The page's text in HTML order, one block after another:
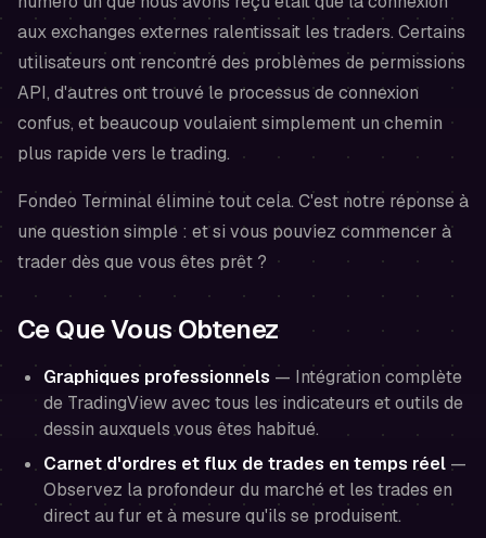
aux exchanges externes ralentissait les traders. Certains
utilisateurs ont rencontré des problèmes de permissions
API, d'autres ont trouvé le processus de connexion
confus, et beaucoup voulaient simplement un chemin
plus rapide vers le trading.
Fondeo Terminal élimine tout cela. C'est notre réponse à
une question simple : et si vous pouviez commencer à
trader dès que vous êtes prêt ?
Ce Que Vous Obtenez
Graphiques professionnels — Intégration complète
de TradingView avec tous les indicateurs et outils de
dessin auxquels vous êtes habitué.
Carnet d'ordres et flux de trades en temps réel —
Observez la profondeur du marché et les trades en
direct au fur et à mesure qu'ils se produisent.